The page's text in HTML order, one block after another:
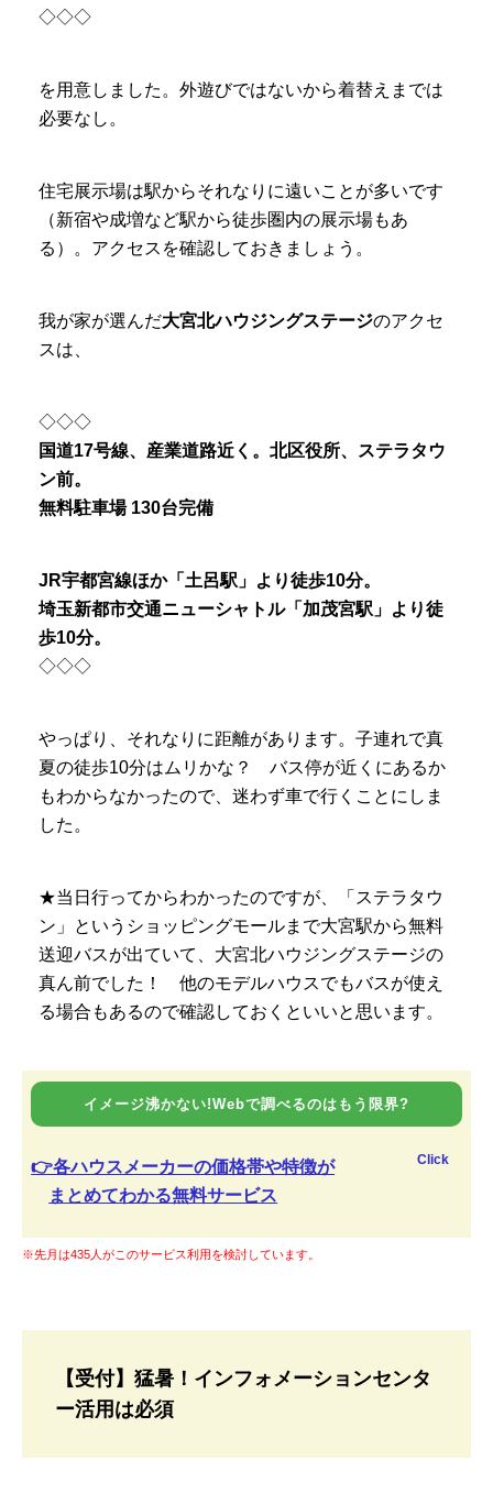
◇◇◇
を用意しました。外遊びではないから着替えまでは
必要なし。
住宅展示場は駅からそれなりに遠いことが多いです
（新宿や成増など駅から徒歩圏内の展示場もあ
る）。アクセスを確認しておきましょう。
我が家が選んだ大宮北ハウジングステージのアクセ
スは、
◇◇◇
国道17号線、産業道路近く。北区役所、ステラタウ
ン前。
無料駐車場 130台完備
JR宇都宮線ほか「土呂駅」より徒歩10分。
埼玉新都市交通ニューシャトル「加茂宮駅」より徒
歩10分。
◇◇◇
やっぱり、それなりに距離があります。子連れで真
夏の徒歩10分はムリかな？ バス停が近くにあるか
もわからなかったので、迷わず車で行くことにしま
した。
★当日行ってからわかったのですが、「ステラタウ
ン」というショッピングモールまで大宮駅から無料
送迎バスが出ていて、大宮北ハウジングステージの
真ん前でした！ 他のモデルハウスでもバスが使え
る場合もあるので確認しておくといいと思います。
イメージ沸かない!Webで調べるのはもう限界?
👉各ハウスメーカーの価格帯や特徴が
まとめてわかる無料サービス
Click
※先月は435人がこのサービス利用を検討しています。
【受付】猛暑！インフォメーションセンタ
ー活用は必須